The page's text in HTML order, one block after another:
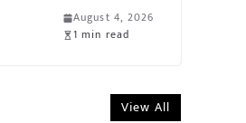
August 4, 2026
1 min read
View All